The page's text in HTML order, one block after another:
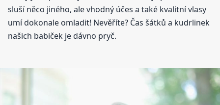
sluší něco jiného, ale vhodný účes a také kvalitní vlasy
umí dokonale omladit! Nevěříte? Čas šátků a kudrlinek
našich babiček je dávno pryč.